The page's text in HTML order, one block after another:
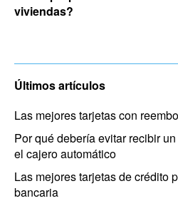
viviendas?
Últimos artículos
Las mejores tarjetas con
Por qué debería evitar recibir
el cajero automático
Las mejores tarjetas de crédito
bancaria